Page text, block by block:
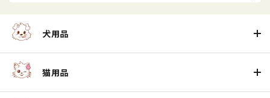
犬用品
猫用品